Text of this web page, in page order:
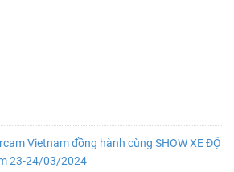
Vietnam đồng hành cùng SHOW XE ĐỘ
23-24/03/2024